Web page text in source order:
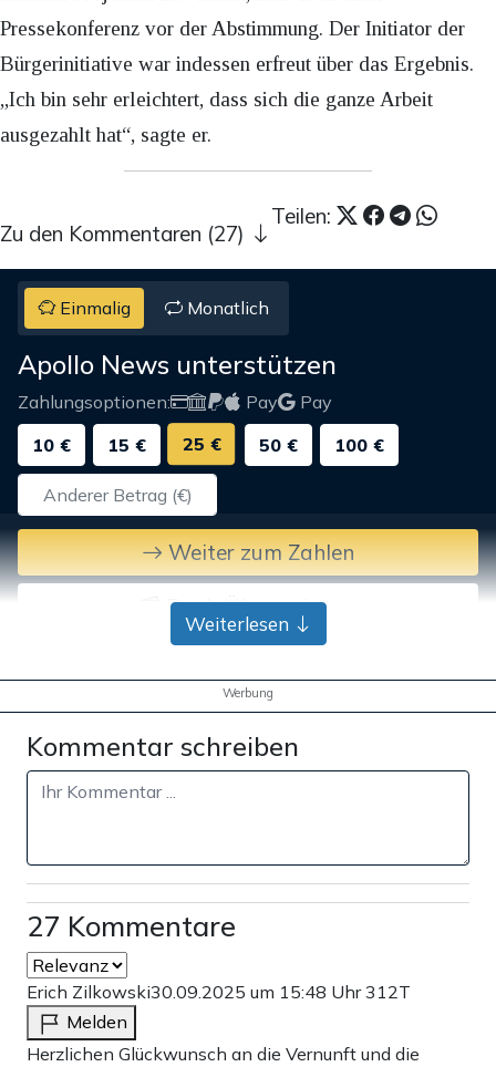
Pressekonferenz vor der Abstimmung. Der Initiator der
Bürgerinitiative war indessen erfreut über das Ergebnis.
„Ich bin sehr erleichtert, dass sich die ganze Arbeit
ausgezahlt hat“, sagte er.
Teilen:
Zu den Kommentaren (27)
Einmalig Monatlich
Apollo News unterstützen
Zahlungsoptionen: Pay
Pay
10 €
15 € 25 € 50 € 100 €
Weiter zum Zahlen
Bank-Überweisung
Weiterlesen
Werbung
Kommentar schreiben
27 Kommentare
Erich Zilkowski30.09.2025 um 15:48 Uhr312T
Melden
Herzlichen Glückwunsch an die Vernunft und die